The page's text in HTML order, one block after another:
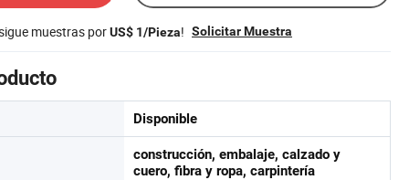
muestras porUS$ 1/Pieza! Solicitar Muestra
Disponible
construcción, embalaje, calzado y
cuero, fibra y ropa, carpintería